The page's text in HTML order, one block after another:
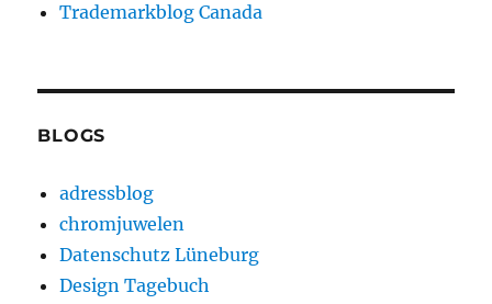
Trademarkblog Canada
BLOGS
adressblog
chromjuwelen
Datenschutz Lüneburg
Design Tagebuch